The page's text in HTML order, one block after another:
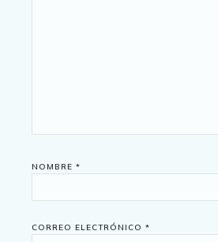
NOMBRE *
CORREO ELECTRÓNICO *